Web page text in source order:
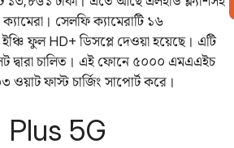
ক্যামেরা। সেলফি ক্যামেরাটি ১৬
ফুল HD+ ডিসপ্লে দেওয়া হয়েছে। এটি
দ্বারা চালিত। এই ফোনে ৫০০০ এমএএইচ
ওয়াট ফাস্ট চার্জিং সাপোর্ট করে।
5G